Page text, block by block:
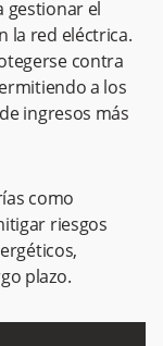
gestionar el
la red eléctrica.
contra
a los
ingresos más
como
riesgos
plazo.